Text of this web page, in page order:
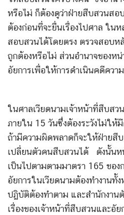
หรือไม่ ก็ต้องดูว่าฝ่ายสืบสวนสอ
ต้องก่อนที่จะยื่นเรื่องไปศาล ใน
สอบสวนได้โดยตรง ตรวจสอบห
ถูกต้องหรือไม่ ส่วนอำนาจของห
อัยการเพื่อให้การดำเนินคดีคว
ในศาลเวียดนามเจ้าหน้าที่สืบสว
ภายใน 15 วันซึ่งต้องระวังไม่ใ
ถ้ามีความผิดพลาดก็จะให้ฝ่ายสื
เปลี่ยนตัวคนสืบสวนได้ ดังนั้นห
เป็นไปตามตามมาตรา 165 ขอ
อัยการในเวียดนามต้องทำงานทั้
ปฏิบัติต้องทำตาม และสำนักงา
เรื่องของเจ้าหน้าที่สืบสวนและอั